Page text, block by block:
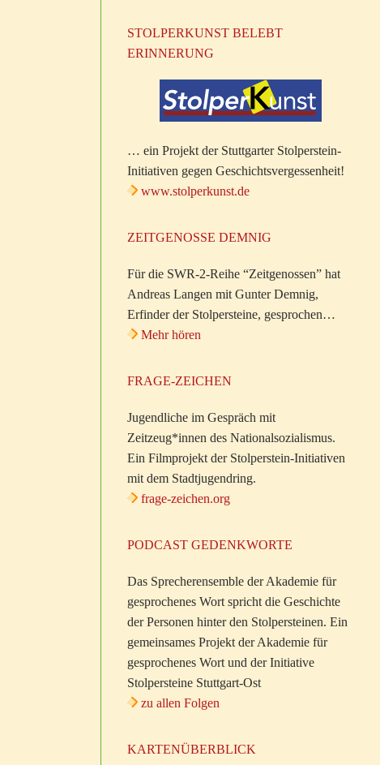
STOLPERKUNST BELEBT
ERINNERUNG
… ein Projekt der Stuttgarter Stolperstein-
Initiativen gegen Geschichtsvergessenheit!
www.stolperkunst.de
ZEITGENOSSE DEMNIG
Für die SWR-2-Reihe “Zeitgenossen” hat
Andreas Langen mit Gunter Demnig,
Erfinder der Stolpersteine, gesprochen…
Mehr hören
FRAGE-ZEICHEN
Jugendliche im Gespräch mit
Zeitzeug*innen des Nationalsozialismus.
Ein Filmprojekt der Stolperstein-Initiativen
mit dem Stadtjugendring.
frage-zeichen.org
PODCAST GEDENKWORTE
Das Sprecherensemble der Akademie für
gesprochenes Wort spricht die Geschichte
der Personen hinter den Stolpersteinen. Ein
gemeinsames Projekt der Akademie für
gesprochenes Wort und der Initiative
Stolpersteine Stuttgart-Ost
zu allen Folgen
KARTENÜBERBLICK